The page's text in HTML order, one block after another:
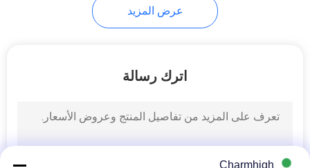
ملحقات SMT
6
عرض المزيد
اترك رسالة
Charmhigh